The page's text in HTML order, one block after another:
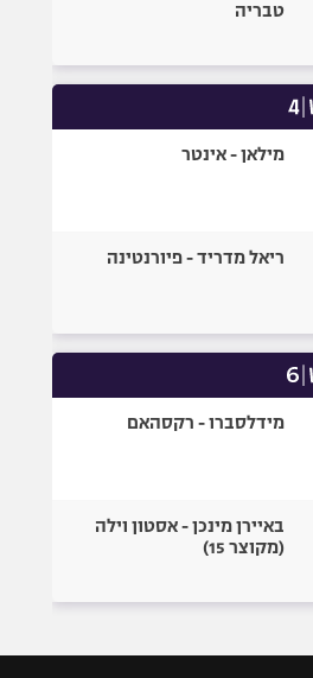
טבריה
מילאן - אינטר
ריאל מדריד - פיורנטינה
מידלסברו - רקסהאם
באיירן מינכן - אסטון וילה
(מקוצר 15)